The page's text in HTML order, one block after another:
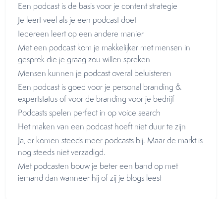
Een podcast is de basis voor je content strategie
Je leert veel als je een podcast doet
Iedereen leert op een andere manier
Met een podcast kom je makkelijker met mensen in
gesprek die je graag zou willen spreken
Mensen kunnen je podcast overal beluisteren
Een podcast is goed voor je personal branding &
expertstatus of voor de branding voor je bedrijf
Podcasts spelen perfect in op voice search
Het maken van een podcast hoeft niet duur te zijn
Ja, er komen steeds meer podcasts bij. Maar de markt is
nog steeds niet verzadigd.
Met podcasten bouw je beter een band op met
iemand dan wanneer hij of zij je blogs leest